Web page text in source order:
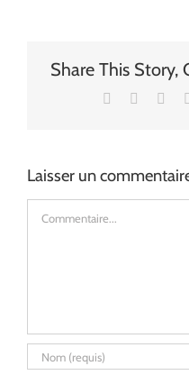
Share This Story,
Facebook
Laisser un